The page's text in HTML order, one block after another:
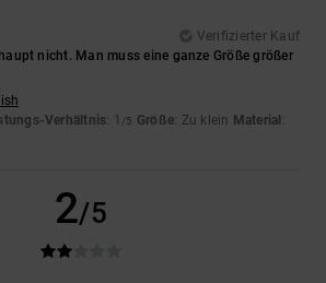
Verifizierter Kauf
nicht. Man muss eine ganze Größe größer
Verhältnis: 1 /5 Größe: Zu klein Material :
2/5